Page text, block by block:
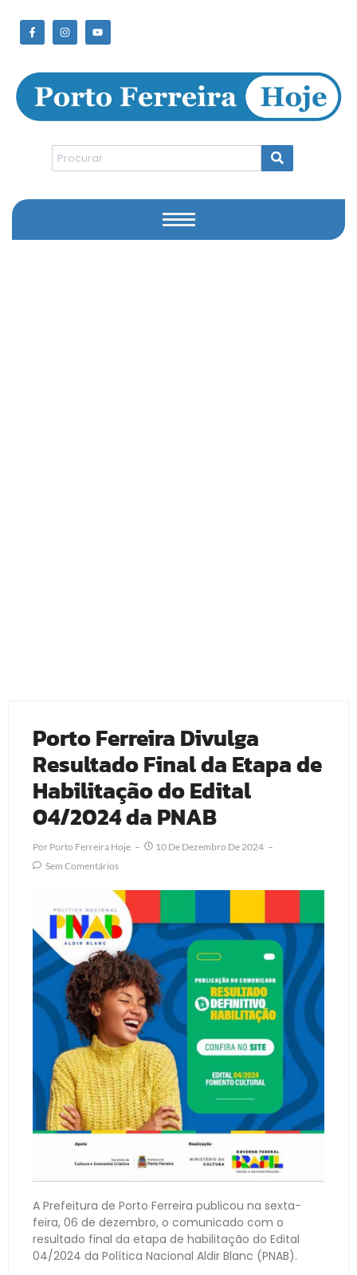
Porto Ferreira Divulga
Resultado Final da Etapa de
Habilitação do Edital
04/2024 da PNAB
Por Porto Ferreira Hoje
10 De Dezembro De 2024
Sem Comentários
A Prefeitura de Porto Ferreira publicou na sexta-
feira, 06 de dezembro, o comunicado com o
resultado final da etapa de habilitação do Edital
04/2024 da Política Nacional Aldir Blanc (PNAB).